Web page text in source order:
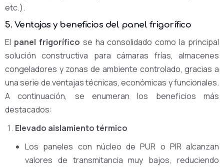
etc.).
5. Ventajas y beneficios del panel frigorífico
El panel frigorífico se ha consolidado como la principal
solución constructiva para cámaras frías, almacenes
congeladores y zonas de ambiente controlado, gracias a
una serie de ventajas técnicas, económicas y funcionales.
A continuación, se enumeran los beneficios más
destacados:
Elevado aislamiento térmico
Los paneles con núcleo de PUR o PIR alcanzan
valores de transmitancia muy bajos, reduciendo